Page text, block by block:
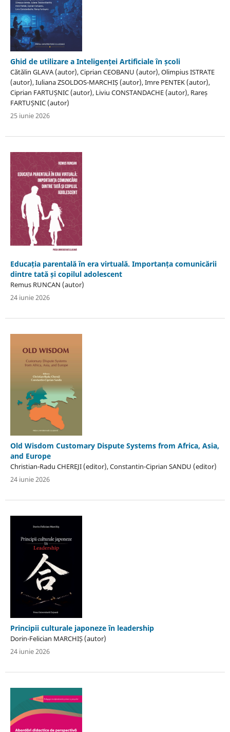
Ghid de utilizare a Inteligenței Artificiale în școli
Cătălin GLAVA (autor), Ciprian CEOBANU (autor), Olimpius ISTRATE
(autor), Iuliana ZSOLDOS-MARCHIȘ (autor), Imre PENTEK (autor),
Ciprian FARTUȘNIC (autor), Liviu CONSTANDACHE (autor), Rareș
FARTUȘNIC (autor)
25 iunie 2026
Educația parentală în era virtuală. Importanța comunicării
dintre tată și copilul adolescent
Remus RUNCAN (autor)
24 iunie 2026
Old Wisdom Customary Dispute Systems from Africa, Asia,
and Europe
Christian-Radu CHEREJI (editor), Constantin-Ciprian SANDU (editor)
24 iunie 2026
Principii culturale japoneze în leadership
Dorin-Felician MARCHIȘ (autor)
24 iunie 2026